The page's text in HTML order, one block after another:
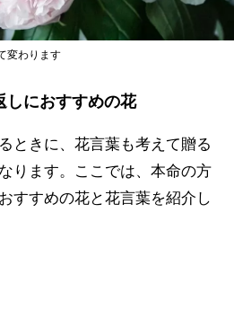
変わります
しにおすすめの花
ときに、花言葉も考えて贈る
ります。ここでは、本命の方
すすめの花と花言葉を紹介し